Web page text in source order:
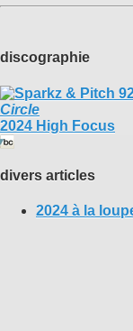
discographie
Circle
2024 High Focus
divers articles
2024 à la